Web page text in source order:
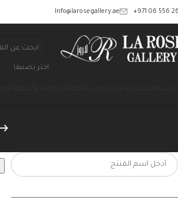
‎+971 06 556
Info@larosegallery.ae
اختر تصنيفا